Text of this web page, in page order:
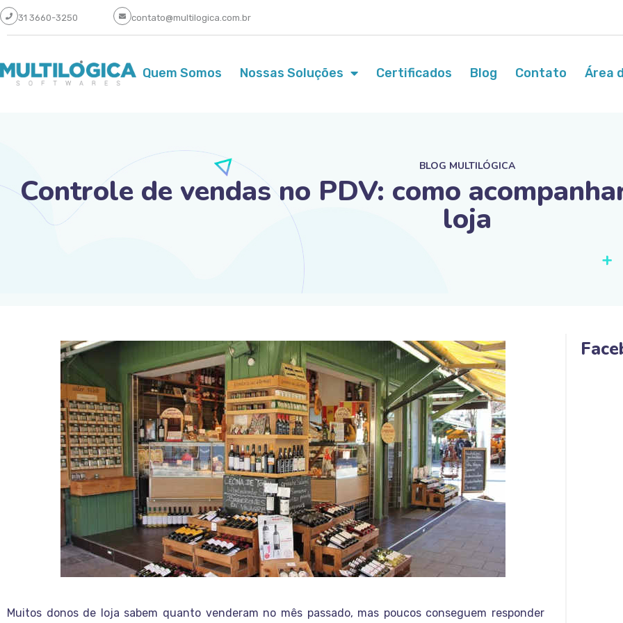
31 3660-3250 contato@multilogica.com.br
Quem Somos Nossas Soluções Certificados Blog Contato Área
BLOG MULTILÓGICA
Controle de vendas no PDV: como
loja
Muitos donos de loja sabem quanto venderam no mês passado, mas poucos conseguem responder